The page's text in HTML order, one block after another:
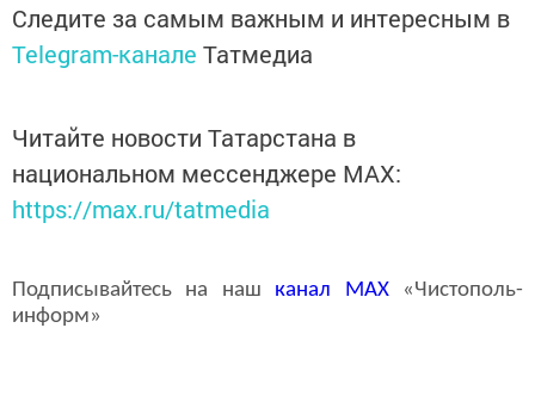
Следите за самым важным и интересным в
Telegram-канале Татмедиа
Читайте новости Татарстана в
национальном мессенджере MАХ:
https://max.ru/tatmedia
Подписывайтесь на наш канал MAX«Чистополь-
информ»